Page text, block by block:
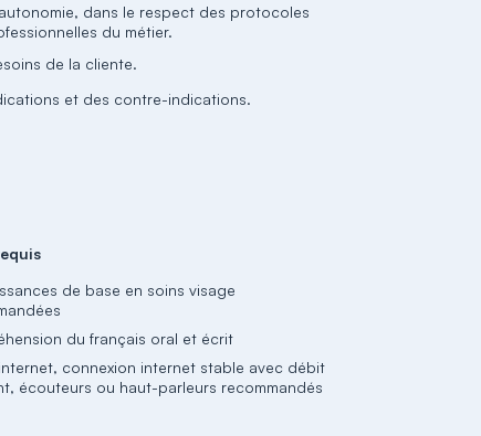
dans le respect des protocoles
du métier.
de la cliente.
et des contre-indications.
de base en soins visage
du français oral et écrit
connexion internet stable avec débit
écouteurs ou haut-parleurs recommandés